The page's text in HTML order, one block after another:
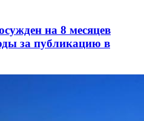
на 8 месяцев
за публикацию в